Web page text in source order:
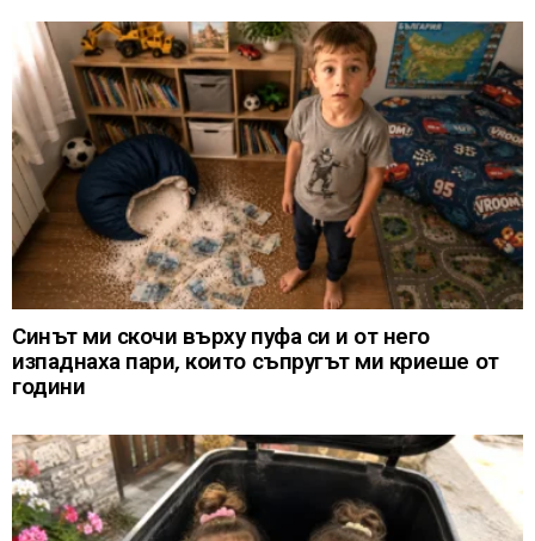
Синът ми скочи върху пуфа си и от него
изпаднаха пари, които съпругът ми криеше от
години